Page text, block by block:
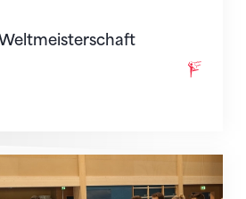
Zagreb